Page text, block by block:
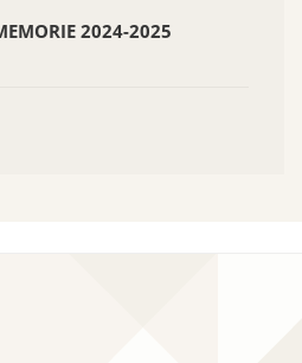
2024-2025